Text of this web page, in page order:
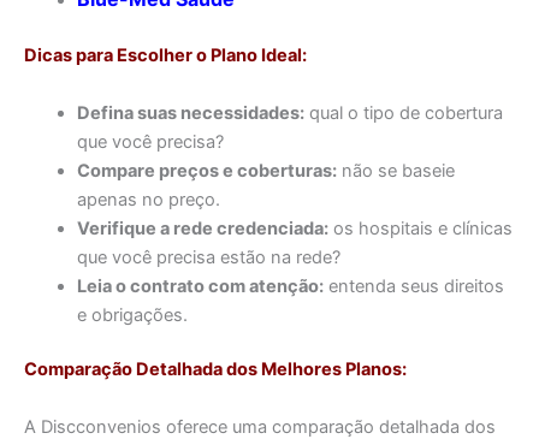
Dicas para Escolher o Plano Ideal:
Defina suas necessidades:qual o tipo de cobertura
que você precisa?
Compare preços e coberturas:não se baseie
apenas no preço.
Verifique a rede credenciada:os hospitais e clínicas
que você precisa estão na rede?
Leia o contrato com atenção:entenda seus direitos
e obrigações.
Comparação Detalhada dos Melhores Planos:
A Discconvenios oferece uma comparação detalhada dos